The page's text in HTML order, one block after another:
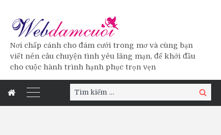
Nơi chấp cánh cho đám cưới trong mơ và cùng bạn
viết nên câu chuyện tình yêu lãng mạn, để khởi đầu
cho cuộc hành trình hạnh phục trọn vẹn
Tìm
kiếm:
Tìm
kiếm